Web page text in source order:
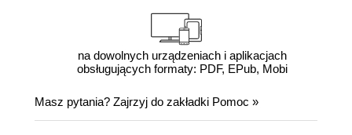
na dowolnych urządzeniach i aplikacjach
obsługujących formaty: PDF, EPub, Mobi
Masz pytania? Zajrzyj do zakładki Pomoc »